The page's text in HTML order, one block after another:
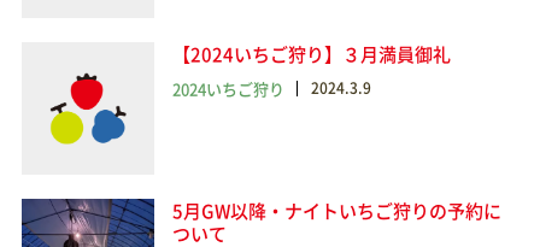
【2024いちご狩り】３月満員御礼
2024いちご狩り 2024.3.9
5月GW以降・ナイトいちご狩りの予約に
ついて